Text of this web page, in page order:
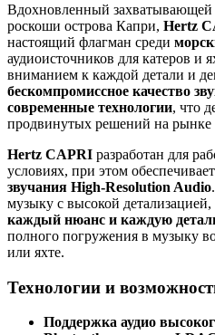
Вдохновленный захватывающей
роскоши острова Капри, Hertz
настоящий флагман среди
аудиоисточников для катеров и
вниманием к каждой детали и
бескомпромиссное качество
современные технологии, что
продвинутых решений на рынке
Hertz CAPRI разработан для
условиях, при этом обеспечивает
звучания High-Resolution Audio
музыку с высокой детализацией,
каждый нюанс и каждую
полного погружения в музыку
или яхте.
Технологии и
Поддержка аудио